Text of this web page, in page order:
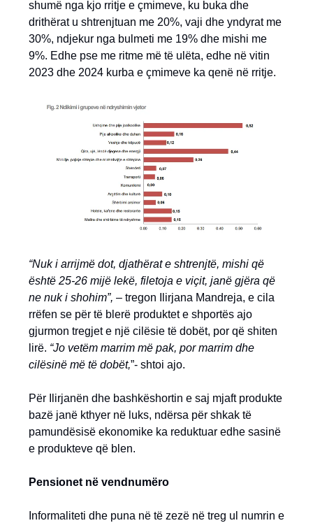
shumë nga kjo rritje e çmimeve, ku buka dhe
drithërat u shtrenjtuan me 20%, vaji dhe yndyrat me
30%, ndjekur nga bulmeti me 19% dhe mishi me
9%. Edhe pse me ritme më të ulëta, edhe në vitin
2023 dhe 2024 kurba e çmimeve ka qenë në rritje.
“Nuk i arrijmë dot, djathërat e shtrenjtë, mishi që
është 25-26 mijë lekë, filetoja e viçit, janë gjëra që
ne nuk i shohim”, – tregon Ilirjana Mandreja, e cila
rrëfen se për të blerë produktet e shportës ajo
gjurmon tregjet e një cilësie të dobët, por që shiten
lirë. “Jo vetëm marrim më pak, por marrim dhe
cilësinë më të dobët,”- shtoi ajo.
Për Ilirjanën dhe bashkëshortin e saj mjaft produkte
bazë janë kthyer në luks, ndërsa për shkak të
pamundësisë ekonomike ka reduktuar edhe sasinë
e produkteve që blen.
Pensionet në vendnumëro
Informaliteti dhe puna në të zezë në treg ul numrin e